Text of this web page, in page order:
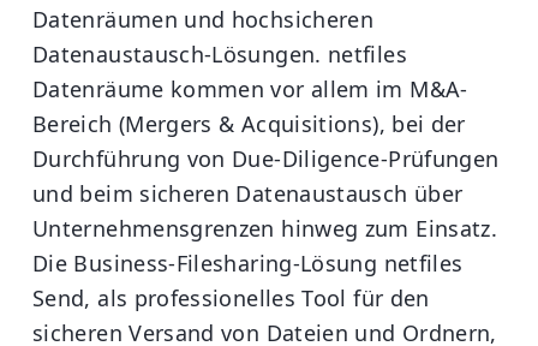
Datenräumen und hochsicheren
Datenaustausch-Lösungen. netfiles
Datenräume kommen vor allem im M&A-
Bereich (Mergers & Acquisitions), bei der
Durchführung von Due-Diligence-Prüfungen
und beim sicheren Datenaustausch über
Unternehmensgrenzen hinweg zum Einsatz.
Die Business-Filesharing-Lösung netfiles
Send, als professionelles Tool für den
sicheren Versand von Dateien und Ordnern,